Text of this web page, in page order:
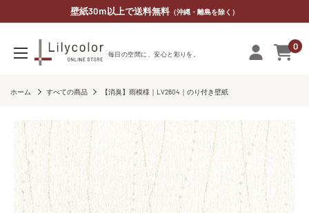
壁紙30ｍ以上で送料無料（沖縄・離島を除く）
毎​日の​空間に、​安心と​彩りを。
リ
カ
オ
ン
ラ
イ
ン
0
ホーム すべての商品 【消臭】雨模様｜LV2604｜のり付き壁紙